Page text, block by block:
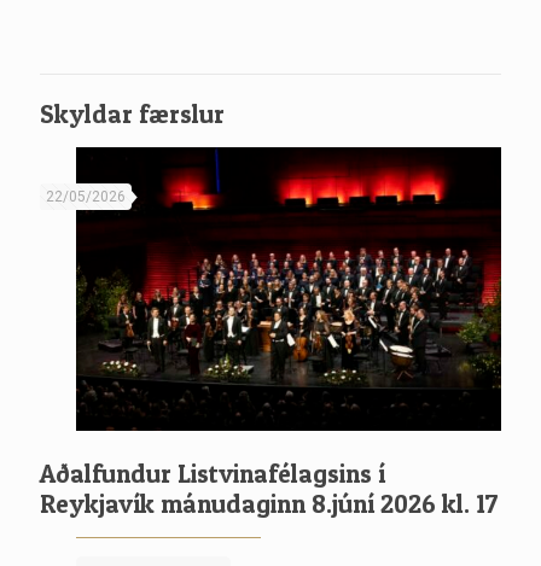
Skyldar færslur
22/05/2026
Aðalfundur Listvinafélagsins í
Reykjavík mánudaginn 8.júní 2026 kl. 17